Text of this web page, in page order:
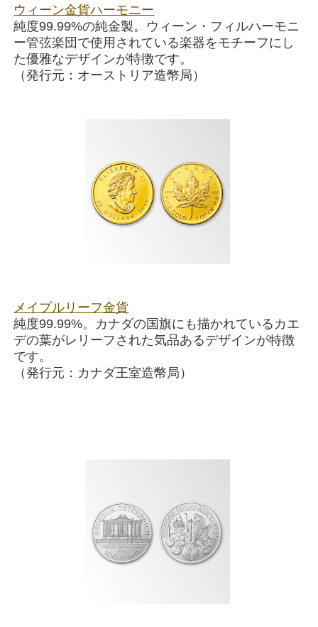
ウィーン金貨ハーモニー
純度99.99%の純金製。ウィーン・フィルハーモニ
ー管弦楽団で使用されている楽器をモチーフにし
た優雅なデザインが特徴です。
（発行元：オーストリア造幣局）
メイプルリーフ金貨
純度99.99%。カナダの国旗にも描かれているカエ
デの葉がレリーフされた気品あるデザインが特徴
です。
（発行元：カナダ王室造幣局）